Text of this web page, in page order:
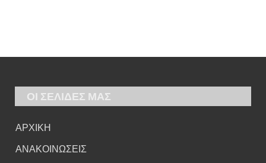
ΟΙ ΣΕΛΙΔΕΣ ΜΑΣ
ΑΡΧΙΚΗ
ΑΝΑΚΟΙΝΩΣΕΙΣ